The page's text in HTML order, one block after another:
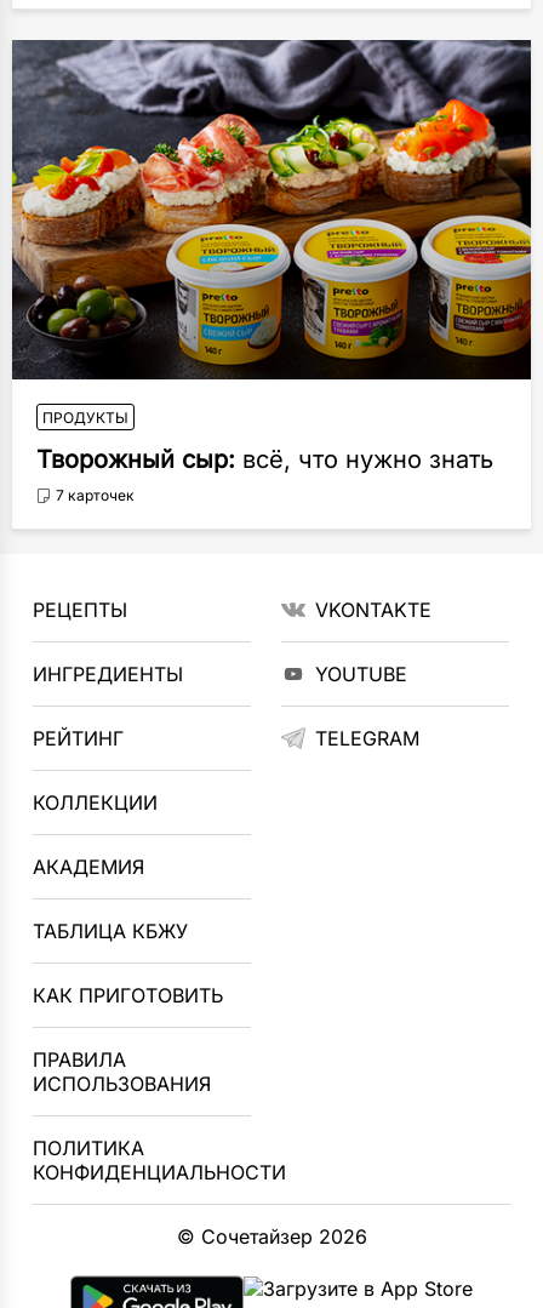
ПРОДУКТЫ
Творожный сыр: всё, что нужно знать
7 карточек
РЕЦЕПТЫ
ИНГРЕДИЕНТЫ
РЕЙТИНГ
КОЛЛЕКЦИИ
АКАДЕМИЯ
ТАБЛИЦА КБЖУ
КАК ПРИГОТОВИТЬ
ПРАВИЛА
ИСПОЛЬЗОВАНИЯ
ПОЛИТИКА
КОНФИДЕНЦИАЛЬНОСТИ
VKONTAKTE
YOUTUBE
TELEGRAM
© Сочетайзер 2026